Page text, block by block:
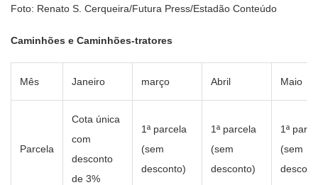
Foto: Renato S. Cerqueira/Futura Press/Estadão Conteúdo
Caminhões e Caminhões-tratores
Mês Janeiro março Abril Maio
Parcela
Cota única
com
desconto
de 3%
1ª parcela
(sem
desconto)
1ª parcela
(sem
desconto)
1ª
(sem